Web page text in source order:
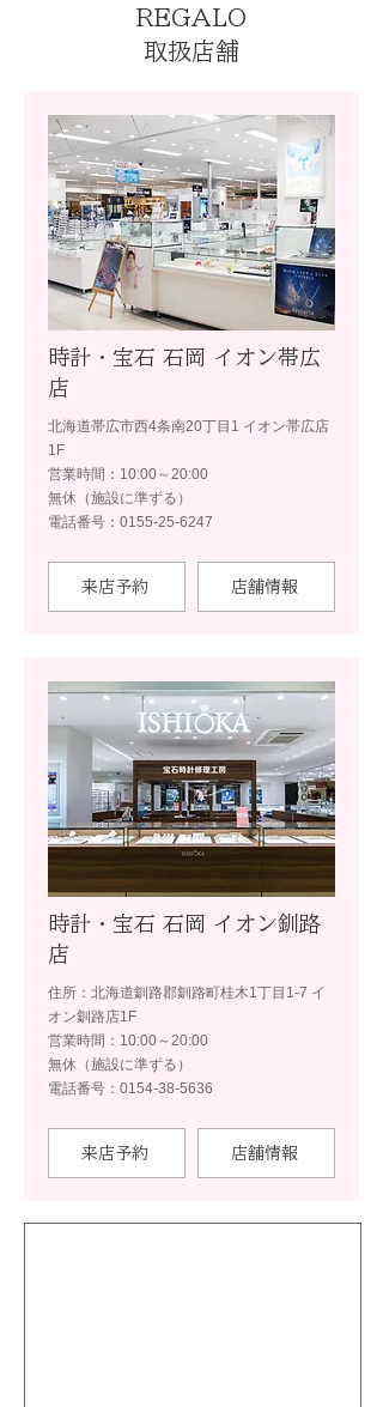
REGALO
取扱店舗
時計・宝石 石岡 イオン帯広
店
北海道帯広市西4条南20丁目1 イオン帯広店
1F
営業時間：10:00～20:00
無休（施設に準ずる）
電話番号：0155-25-6247
来店予約 店舗情報
時計・宝石 石岡 イオン釧路
店
住所：北海道釧路郡釧路町桂木1丁目1-7 イ
オン釧路店1F
営業時間：10:00～20:00
無休（施設に準ずる）
電話番号：0154-38-5636
来店予約 店舗情報